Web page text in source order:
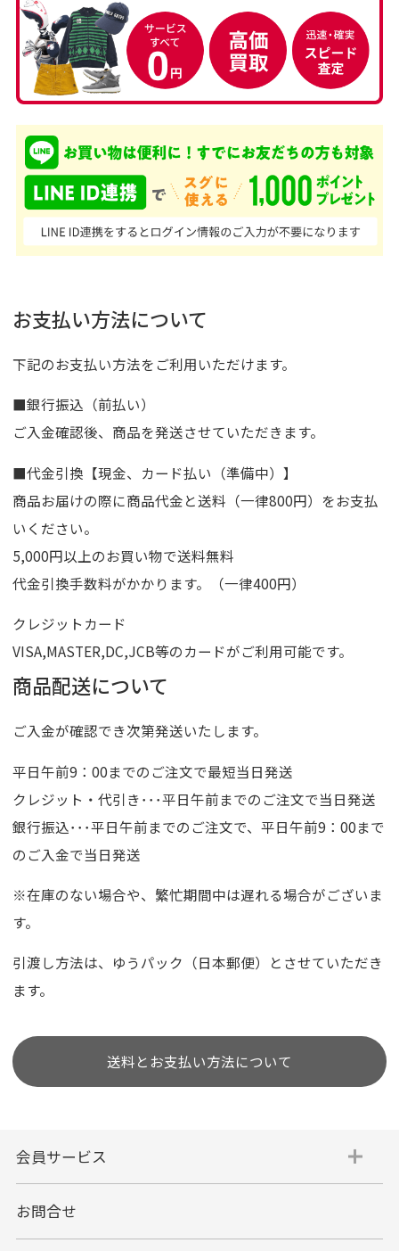
お支払い方法について
下記のお支払い方法をご利用いただけます。
■銀行振込（前払い）
ご入金確認後、商品を発送させていただきます。
■代金引換【現金、カード払い（準備中）】
商品お届けの際に商品代金と送料（一律800円）をお支払
いください。
5,000円以上のお買い物で送料無料
代金引換手数料がかかります。（一律400円）
クレジットカード
VISA,MASTER,DC,JCB等のカードがご利用可能です。
商品配送について
ご入金が確認でき次第発送いたします。
平日午前9：00までのご注文で最短当日発送
クレジット・代引き･･･平日午前までのご注文で当日発送
銀行振込･･･平日午前までのご注文で、平日午前9：00まで
のご入金で当日発送
※在庫のない場合や、繁忙期間中は遅れる場合がございま
す。
引渡し方法は、ゆうパック（日本郵便）とさせていただき
ます。
送料とお支払い方法について
会員サービス
お問合せ